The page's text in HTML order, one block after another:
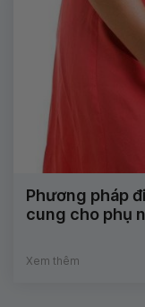
Phương pháp
cung cho phụ
Xem thêm